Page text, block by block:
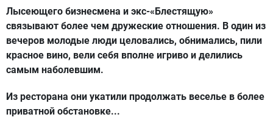
Лысеющего бизнесмена и экс-«Блестящую»
связывают более чем дружеские отношения. В один из
вечеров молодые люди целовались, обнимались, пили
красное вино, вели себя вполне игриво и делились
самым наболевшим.
Из ресторана они укатили продолжать веселье в более
приватной обстановке...